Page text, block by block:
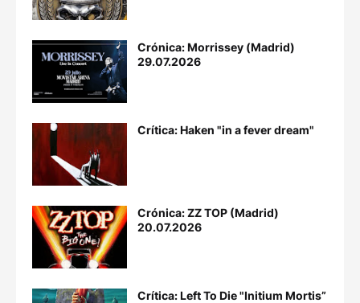
Crónica: Morrissey (Madrid)
29.07.2026
Crítica: Haken "in a fever dream"
Crónica: ZZ TOP (Madrid)
20.07.2026
Crítica: Left To Die "Initium Mortis”